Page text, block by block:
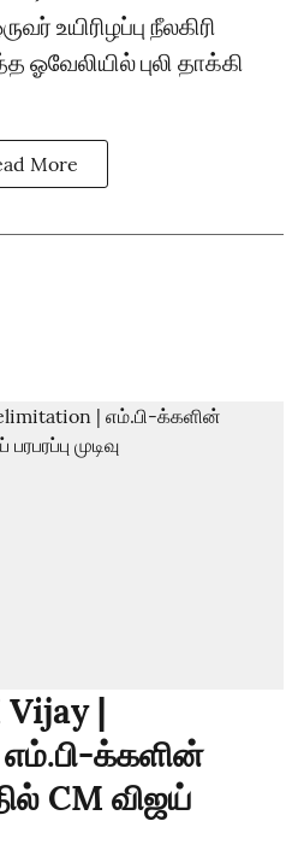
உயிரிழப்பு நீலகிரி
ஓவேலியில் புலி தாக்கி
More
|
க்களின்
CM விஜய்